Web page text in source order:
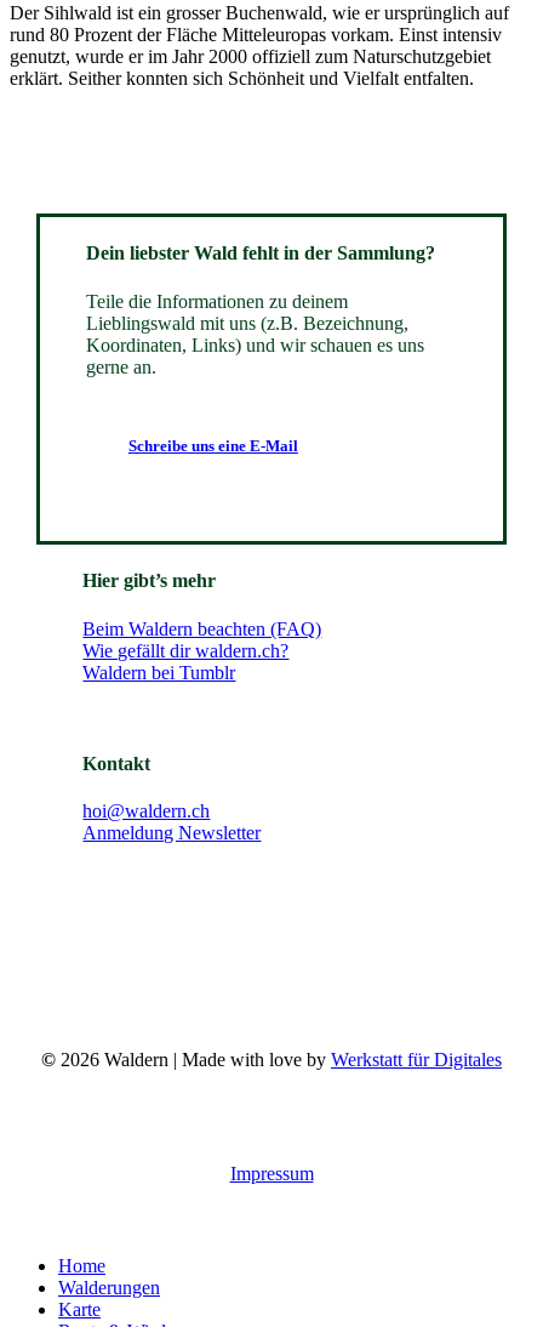
Der Sihlwald ist ein grosser Buchenwald, wie er ursprünglich auf
rund 80 Prozent der Fläche Mitteleuropas vorkam. Einst intensiv
genutzt, wurde er im Jahr 2000 offiziell zum Naturschutzgebiet
erklärt. Seither konnten sich Schönheit und Vielfalt entfalten.
Dein liebster Wald fehlt in der Sammlung?
Teile die Informationen zu deinem
Lieblingswald mit uns (z.B. Bezeichnung,
Koordinaten, Links) und wir schauen es uns
gerne an.
Schreibe uns eine E-Mail
Hier gibt’s mehr
Beim Waldern beachten (FAQ)
Wie gefällt dir waldern.ch?
Waldern bei Tumblr
Kontakt
hoi@waldern.ch
Anmeldung Newsletter
© 2026 Waldern | Made with love by Werkstatt für Digitales
Impressum
Close
Menu
Home
Walderungen
Karte